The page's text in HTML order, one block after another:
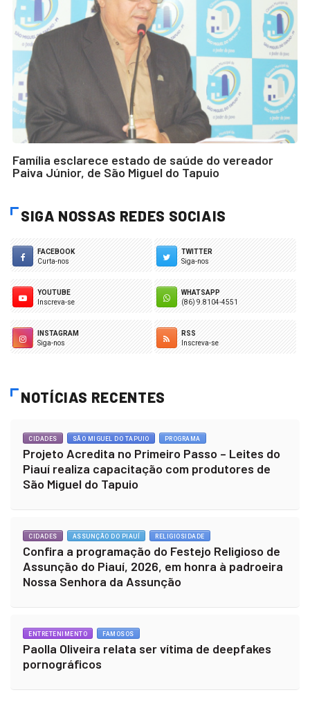
Família esclarece estado de saúde do vereador
Paiva Júnior, de São Miguel do Tapuio
SIGA NOSSAS REDES SOCIAIS
FACEBOOK
Curta-nos
TWITTER
Siga-nos
YOUTUBE
Inscreva-se
WHATSAPP
(86) 9.8104-4551
INSTAGRAM
Siga-nos
RSS
Inscreva-se
NOTÍCIAS RECENTES
CIDADES SÃO MIGUEL DO TAPUIO PROGRAMA
Projeto Acredita no Primeiro Passo – Leites do
Piauí realiza capacitação com produtores de
São Miguel do Tapuio
CIDADES ASSUNÇÃO DO PIAUÍ RELIGIOSIDADE
Confira a programação do Festejo Religioso de
Assunção do Piauí, 2026, em honra à padroeira
Nossa Senhora da Assunção
ENTRETENIMENTO FAMOSOS
Paolla Oliveira relata ser vítima de deepfakes
pornográficos